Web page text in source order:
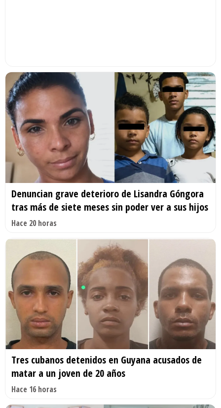
Denuncian grave deterioro de Lisandra Góngora
tras más de siete meses sin poder ver a sus hijos
Hace 20 horas
Tres cubanos detenidos en Guyana acusados de
matar a un joven de 20 años
Hace 16 horas